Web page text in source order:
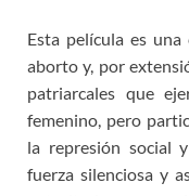
Esta película es
aborto y, por
patriarcales que
femenino, pero
la represión social
fuerza silenciosa y